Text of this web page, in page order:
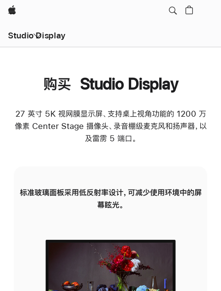
Apple
Studio Display
购买 Studio Display
27 英寸 5K 视网膜显示屏、支持桌上视角功能的 1200 万
像素 Center Stage 摄像头、录音棚级麦克风和扬声器，以
及雷雳 5 端口。
标准玻璃面板采用低反射率设计，可减少使用环境中的屏
幕眩光。